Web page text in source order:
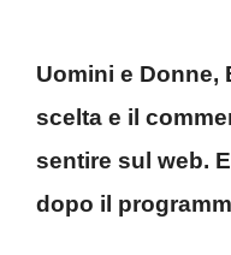
Uomini e Donne,
scelta e il
sentire sul web.
dopo il